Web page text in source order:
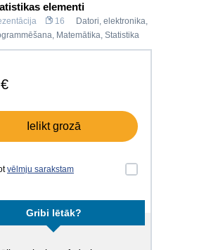
elementi
16
Datori, elektronika,
, Matemātika, Statistika
Ielikt grozā
vēlmju sarakstam
Gribi lētāk?